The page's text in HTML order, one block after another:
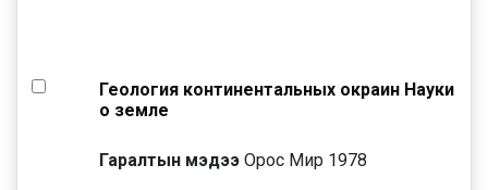
Геология континентальных окраин Науки
о земле
Гаралтын мэдээ Орос Мир 1978